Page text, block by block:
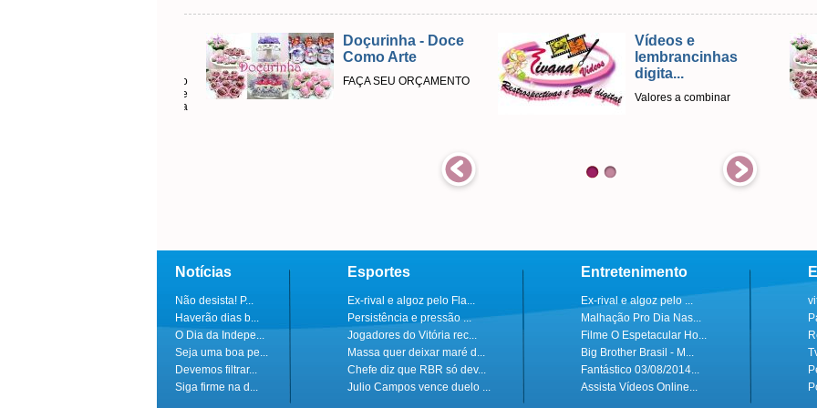
Doçurinha - Doce
Como Arte
FAÇA SEU ORÇAMENTO
Vídeos e
lembrancinhas
digita...
Valores a combinar
Notícias
Não desista! P...
Haverão dias b...
O Dia da Indepe...
Seja uma boa pe...
Devemos filtrar...
Siga firme na d...
Esportes
Ex-rival e algoz pelo Fla...
Persistência e pressão ...
Jogadores do Vitória rec...
Massa quer deixar maré d...
Chefe diz que RBR só dev...
Julio Campos vence duelo ...
Entretenimento
Ex-rival e algoz pelo ...
Malhação Pro Dia Nas...
Filme O Espetacular Ho...
Big Brother Brasil - M...
Fantástico 03/08/2014...
Assista Vídeos Online...